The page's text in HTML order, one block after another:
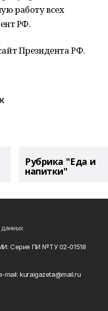
работу всех
РФ.
Президента РФ.
Рубрика "Еда и
напитки"
Серия ПИ №ТУ 02-01518
mail: kuraigazeta@mail.ru